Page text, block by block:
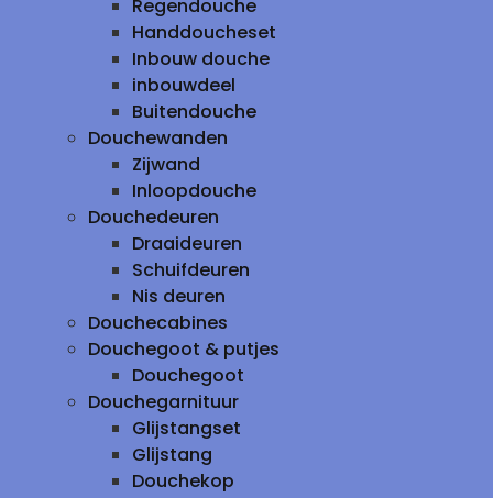
Regendouche
Handdoucheset
Inbouw douche
inbouwdeel
Buitendouche
Douchewanden
Zijwand
Inloopdouche
Douchedeuren
Draaideuren
Schuifdeuren
Nis deuren
Douchecabines
Douchegoot & putjes
Douchegoot
Douchegarnituur
Glijstangset
Glijstang
Douchekop